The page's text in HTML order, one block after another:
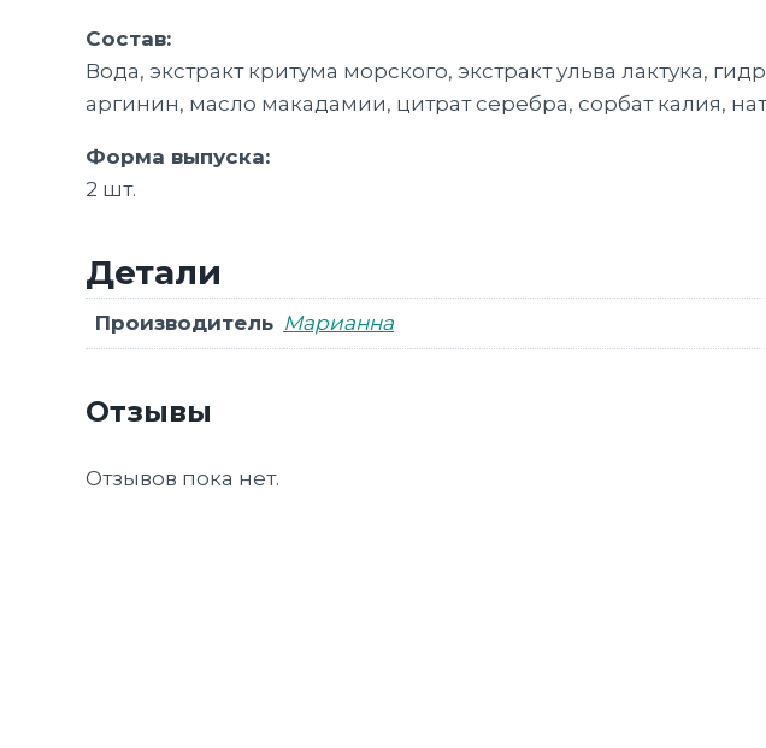
Состав:
Вода, экстракт критума морского, экстракт ульва лактука,
аргинин, масло макадамии, цитрат серебра, сорбат калия,
Форма выпуска:
2 шт.
Детали
Производитель Марианна
Отзывы
Отзывов пока нет.